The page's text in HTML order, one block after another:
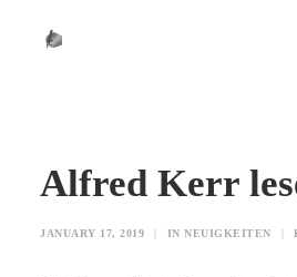
BIO
Alfred Kerr
JANUARY 17, 2019 IN NEUIGKEITEN